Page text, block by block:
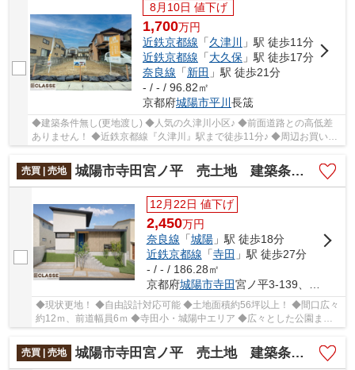
8月10日 値下げ
1,700万円
近鉄京都線 「久津川
」駅 徒歩11分
近鉄京都線 「大久保」駅 徒歩17分
奈良線 「新田 」駅 徒歩21分
- / - / 96.82㎡
京都府城陽市平川 長筬
◆建築条件無し(更地渡し) ◆人気の久津川小区♪ ◆前面道路との高低差
ありません！ ◆近鉄京都線『久津川』駅まで徒歩11分♪ ◆周辺お買い物
売買 | 売地
城陽市寺田宮ノ平 売土地 建築条件付き
12月22日 値下げ
2,450万円
奈良線 「城陽」駅 徒歩18分
近鉄京都線 「寺田 」駅 徒歩27分
- / - / 186.28㎡
京都府城陽市寺田宮ノ平3-139、3-140
◆現状更地！ ◆自由設計対応可能 ◆土地面積約56坪以上！ ◆間口広々
約12ｍ、前道幅員6ｍ ◆寺田小・城陽中エリア ◆広々とした公園まで
売買 | 売地
城陽市寺田宮ノ平 売土地 建築条件無し